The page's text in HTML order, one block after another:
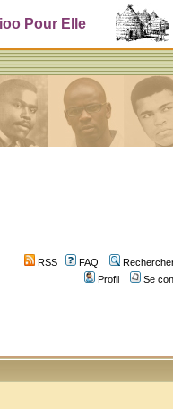
Pour Elle
RSS FAQ
Profil
Se